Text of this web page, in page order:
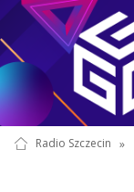
Radio Szczecin »